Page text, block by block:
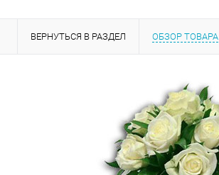
ВЕРНУТЬСЯ В РАЗДЕЛ ОБЗОР ТОВАРА